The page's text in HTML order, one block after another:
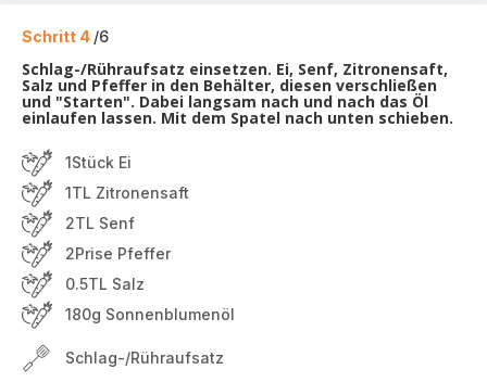
Schritt 4 /6
Schlag-/Rühraufsatz einsetzen. Ei, Senf, Zitronensaft,
Salz und Pfeffer in den Behälter, diesen verschließen
und "Starten". Dabei langsam nach und nach das Öl
einlaufen lassen. Mit dem Spatel nach unten schieben.
1Stück Ei
1TL Zitronensaft
2TL Senf
2Prise Pfeffer
0.5TL Salz
180g Sonnenblumenöl
Schlag-/Rühraufsatz